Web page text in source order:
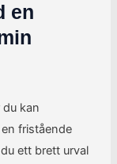
en
kan
fristående
ett brett urval